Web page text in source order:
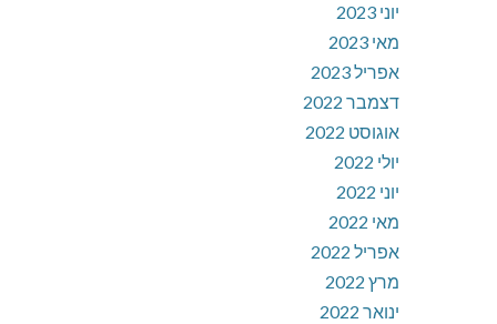
יוני 2023
מאי 2023
אפריל 2023
דצמבר 2022
אוגוסט 2022
יולי 2022
יוני 2022
מאי 2022
אפריל 2022
מרץ 2022
ינואר 2022